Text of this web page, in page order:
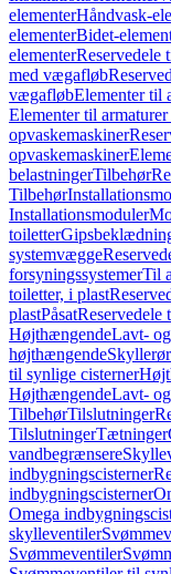
elementerHåndvask-
elementerBidet-
elementerReservedele
med vægafløb
vægafløbElementer til
Elementer til
opvaskemaskiner
opvaskemaskiner
belastningerTilbehør
Tilbehør
Installationsmoduler
toiletter
systemvægge
forsyningssystemerTil
toiletter, i plast
plastPåsatReservedele
HøjthængendeLavt-
højthængende
til synlige cisterner
HøjthængendeLavt-
TilbehørTilslutninger
TilslutningerTætninger
vandbegrænsere
indbygningscisterner
indbygningscisterner
Omega
skylleventiler
Svømmeventiler